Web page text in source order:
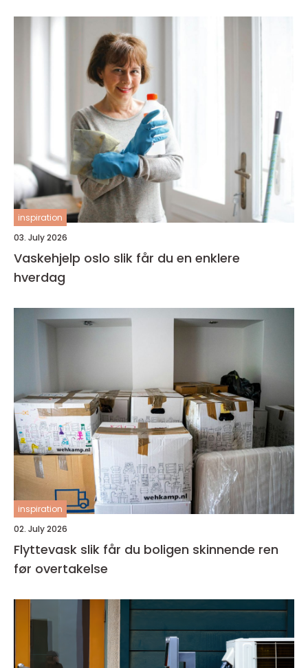
inspiration
03. July 2026
Vaskehjelp oslo slik får du en enklere
hverdag
inspiration
02. July 2026
Flyttevask slik får du boligen skinnende ren
før overtakelse